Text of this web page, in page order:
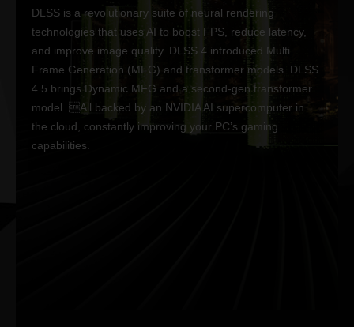
DLSS is a revolutionary suite of neural rendering
technologies that uses AI to boost FPS, reduce latency,
and improve image quality. DLSS 4 introduced Multi
Frame Generation (MFG) and transformer models. DLSS
4.5 brings Dynamic MFG and a second-gen transformer
model. All backed by an NVIDIA AI supercomputer in
the cloud, constantly improving your PC’s gaming
capabilities.